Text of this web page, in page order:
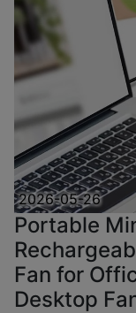
2026-05-26
Portable
Fan for
Desktop